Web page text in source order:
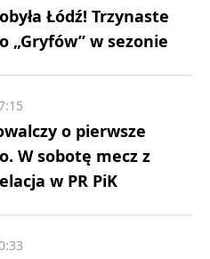
Łódź! Trzynaste
„Gryfów” w sezonie
o pierwsze
W sobotę mecz z
w PR PiK